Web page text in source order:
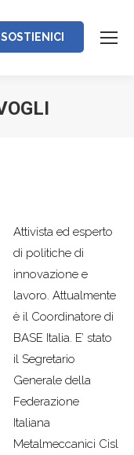
SOSTIENICI
Attivista ed esperto
di politiche di
innovazione e
lavoro. Attualmente
è il Coordinatore di
BASE Italia. E’ stato
il Segretario
Generale della
Federazione
Italiana
Metalmeccanici Cisl